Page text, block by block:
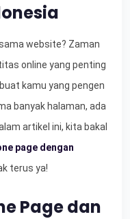
website? Zaman
online yang penting
kamu yang pengen
banyak halaman, ada
artikel ini, kita bakal
page dengan
terus ya!
Page dan